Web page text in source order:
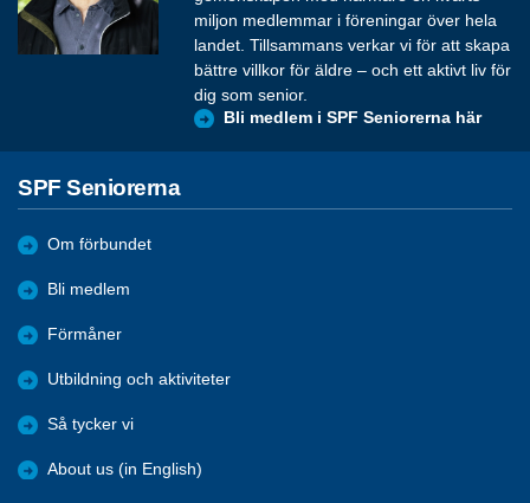
miljon medlemmar i föreningar över hela
landet. Tillsammans verkar vi för att skapa
bättre villkor för äldre – och ett aktivt liv för
dig som senior.
Bli medlem i SPF Seniorerna här
SPF Seniorerna
Om förbundet
Bli medlem
Förmåner
Utbildning och aktiviteter
Så tycker vi
About us (in English)